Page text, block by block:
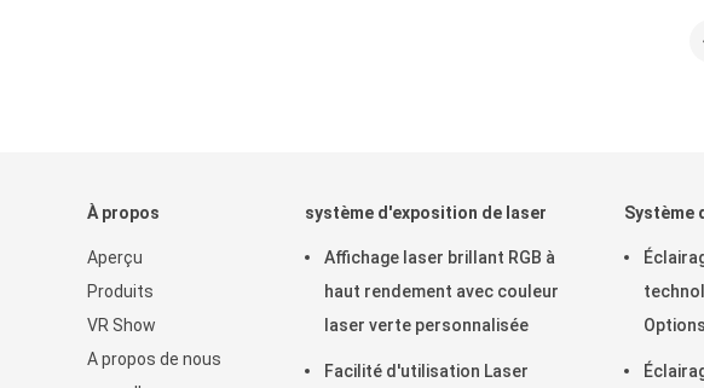
À propos
Aperçu
Produits
VR Show
A propos de nous
système d'exposition de laser
Affichage laser brillant RGB à
haut rendement avec couleur
laser verte personnalisée
Facilité d'utilisation Laser
Système